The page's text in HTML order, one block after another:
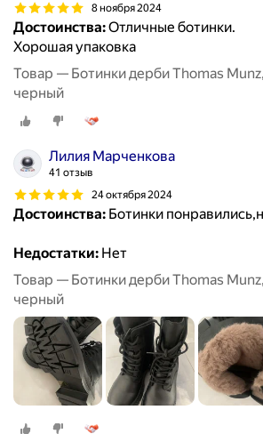
8 ноября 2024
Достоинства:Отличные ботинки.
Хорошая упаковка
Товар — Ботинки дерби Thomas
черный
Лилия Марченкова
41 отзыв
24 октября 2024
Достоинства: Ботинки
Недостатки: Нет
Товар — Ботинки дерби Thomas
черный